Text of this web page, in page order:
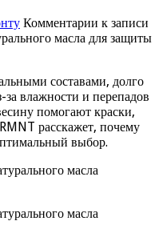
Комментарии к записи
масла для защиты
составами, долго
влажности и перепадов
помогают краски,
расскажет, почему
выбор.